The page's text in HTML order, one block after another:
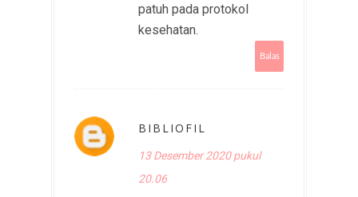
patuh pada protokol
kesehatan.
Balas
BIBLIOFIL
13 Desember 2020 pukul
20.06